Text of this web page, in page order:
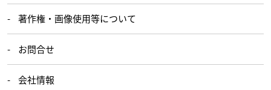
著作権・画像使用等について
お問合せ
会社情報